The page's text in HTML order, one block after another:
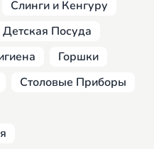
Слинги и Кенгуру
Детская Посуда
Горшки
Столовые Приборы